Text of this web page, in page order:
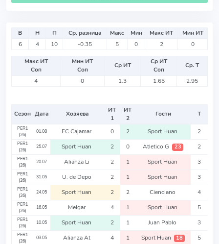
В Н П Ср. разница Макс Мин Макс ИТ
Мин ИТ
6
4 10 -0.35 5 0 2 0
Макс ИТ
Соп
Мин ИТ
Соп
Ср ИТ
Ср ИТ
Соп
Ср. Т
4
0 1.3 1.65 2.95
Сезон Дата Хозяева
ИТ
1
ИТ
2
Гости Т
PER1
(26)
01.08 FC Cajamar 0 2 Sport Huan 2
PER1
(26)
25.07 Sport Huan 2 0 Atletico G 23 2
PER1
(26)
20.07 Alianza Li 2 1 Sport Huan 3
PER1
(26)
31.05 U. de Depo 2 1 Sport Huan 3
PER1
(26)
24.05 Sport Huan 2 2 Cienciano 4
PER1
(26)
16.05 Melgar 4 1 Sport Huan 5
PER1
(26)
10.05 Sport Huan 2 1 Juan Pablo 3
PER1
(26)
03.05 Alianza At 4 1 Sport Huan 18 5